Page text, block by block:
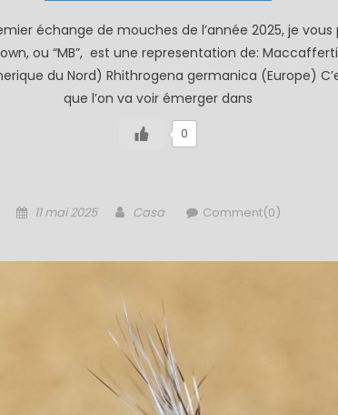
échange de mouches de l’année 2025, je
ou “MB”, est une representation de:
du Nord) Rhithrogena germanica (Europe)
que l’on va voir émerger dans
0
Posted
11 mai 2025 Author
Casa Comment(0)